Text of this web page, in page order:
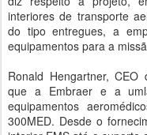
interiores de transporte
do tipo entregues, a
equipamentos para a
Ronald Hengartner, CEO
que a Embraer e a
equipamentos
300MED. Desde o